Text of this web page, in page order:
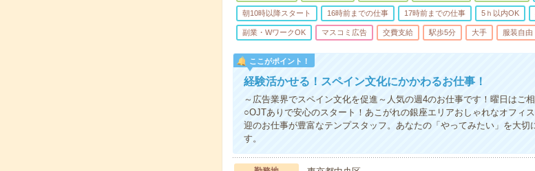
朝10時以降スタート 16時前までの仕事 17時前までの仕事 5ｈ以内OK
副業・WワークOK マスコミ広告 交費支給 駅歩5分 大手 服装自由
ここがポイント！
経験活かせる！スペイン文化にかかわるお仕事！
～広告業界でスペイン文化を促進～人気の週4のお仕事です！曜日はご
○OJTありで安心のスタート！あこがれの銀座エリアおしゃれなオフィ
迎のお仕事が豊富なテンプスタッフ。あなたの「やってみたい」を大切
す。